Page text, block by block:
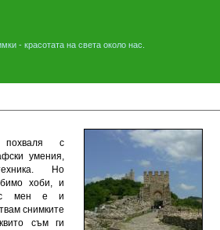
- красотата на света около нас.
с
умения,
Но
хоби, и
мен е и
снимките
съм ги